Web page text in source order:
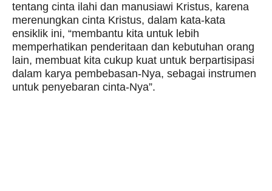
tentang cinta ilahi dan manusiawi Kristus, karena
merenungkan cinta Kristus, dalam kata-kata
ensiklik ini, “membantu kita untuk lebih
memperhatikan penderitaan dan kebutuhan orang
lain, membuat kita cukup kuat untuk berpartisipasi
dalam karya pembebasan-Nya, sebagai instrumen
untuk penyebaran cinta-Nya”.